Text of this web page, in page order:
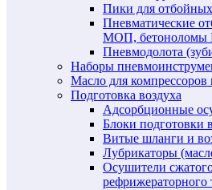
Пики для
Пневматические
МОП, бетоноломы
Пневмодолота
Наборы
Масло для
Подготовка воздуха
Адсорбционные
Блоки подготовки
Витые шланги и
Лубрикаторы
Осушители
рефрижераторного